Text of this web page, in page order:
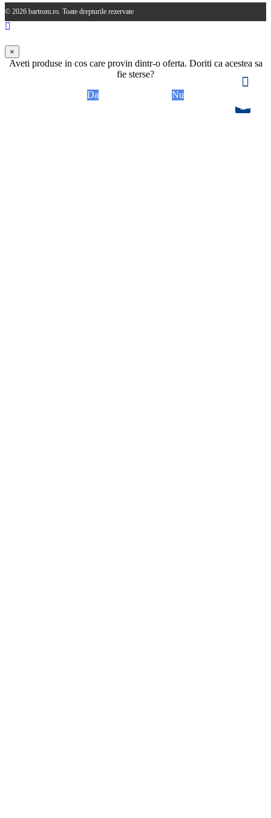
© 2026 bartrom.ro. Toate drepturile rezervate
×
Aveti produse in cos care provin dintr-o oferta. Doriti ca acestea sa
fie sterse?
Da
Nu